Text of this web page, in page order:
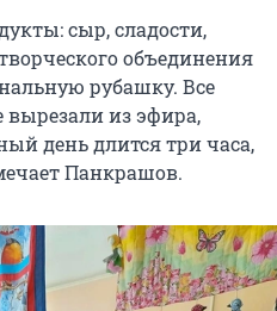
сыр, сладости,
объединения
рубашку. Все
вырезали из эфира,
день длится три часа,
Панкрашов.